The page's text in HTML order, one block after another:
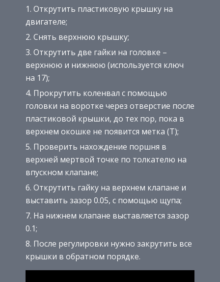
Открутить пластиковую крышку на
двигателе;
Снять верхнюю крышку;
Открутить две гайки на головке –
верхнюю и нижнюю (используется ключ
на 17);
Прокрутить коленвал с помощью
головки на воротке через отверстие после
пластиковой крышки, до тех пор, пока в
верхнем окошке не появится метка (Т);
Проверить нахождение поршня в
верхней мертвой точке по толкателю на
впускном клапане;
Открутить гайку на верхнем клапане и
выставить зазор 0.05, с помощью щупа;
На нижнем клапане выставляется зазор
0.1;
После регулировки нужно закрутить все
крышки в обратном порядке.